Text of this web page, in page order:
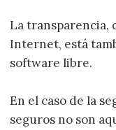
La transparencia,
Internet, está
software libre.
En el caso de la
seguros no son